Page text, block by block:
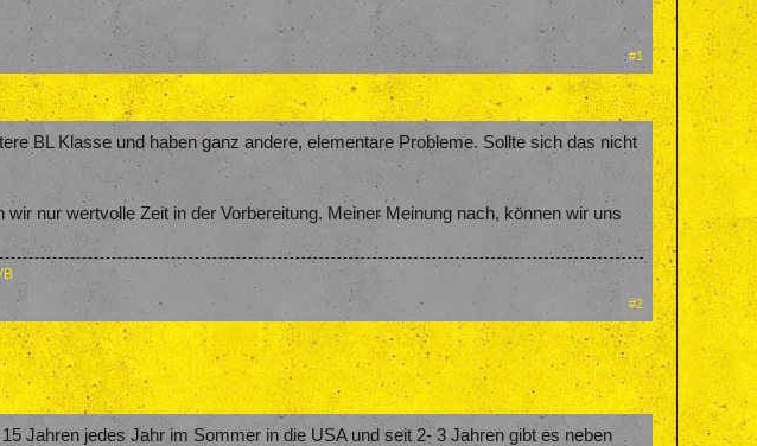
#1
BL Klasse und haben ganz andere, elementare Probleme. Sollte sich das nicht
nur wertvolle Zeit in der Vorbereitung. Meiner Meinung nach, können wir uns
#2
Jahren jedes Jahr im Sommer in die USA und seit 2- 3 Jahren gibt es neben